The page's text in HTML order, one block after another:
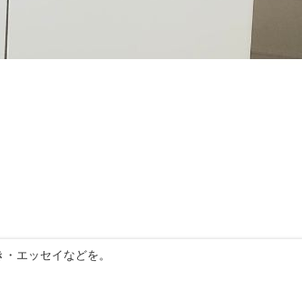
エッセイなどを。